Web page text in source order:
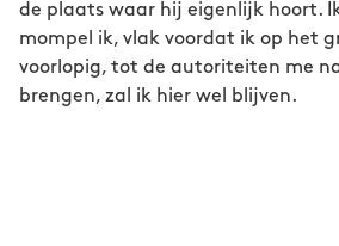
de plaats waar hij eigenlijk hoort.
mompel ik, vlak voordat ik op het
voorlopig, tot de autoriteiten me
brengen, zal ik hier wel blijven.